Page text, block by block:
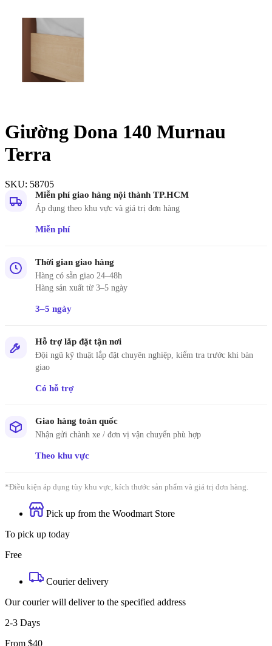
Giường Dona 140 Murnau
Terra
SKU: 58705
Miễn phí giao hàng nội thành TP.HCM
Áp dụng theo khu vực và giá trị đơn hàng
Miễn phí
Thời gian giao hàng
Hàng có sẵn giao 24–48h
Hàng sản xuất từ 3–5 ngày
3–5 ngày
Hỗ trợ lắp đặt tận nơi
Đội ngũ kỹ thuật lắp đặt chuyên nghiệp, kiểm tra trước khi bàn
giao
Có hỗ trợ
Giao hàng toàn quốc
Nhận gửi chành xe / đơn vị vận chuyển phù hợp
Theo khu vực
*Điều kiện áp dụng tùy khu vực, kích thước sản phẩm và giá trị đơn hàng.
Pick up from the Woodmart Store
To pick up today
Free
Courier delivery
Our courier will deliver to the specified address
2-3 Days
From $40